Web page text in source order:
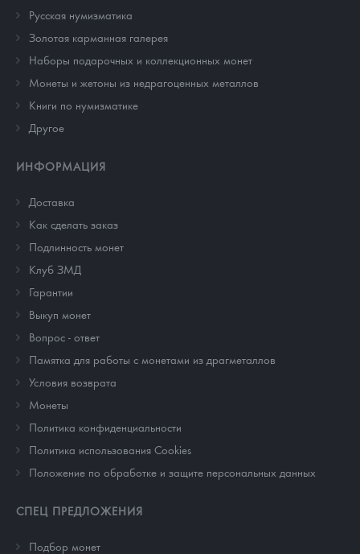
Русская нумизматика
Золотая карманная галерея
Наборы подарочных и коллекционных монет
Монеты и жетоны из недрагоценных металлов
Книги по нумизматике
Другое
ИНФОРМАЦИЯ
Доставка
Как сделать заказ
Подлинность монет
Клуб ЗМД
Гарантии
Выкуп монет
Вопрос - ответ
Памятка для работы с монетами из драгметаллов
Условия возврата
Монеты
Политика конфиденциальности
Политика использования Cookies
Положение по обработке и защите персональных данных
СПЕЦ ПРЕДЛОЖЕНИЯ
Подбор монет